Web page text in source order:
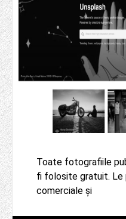
Toate fotografiile
fi folosite gratuit.
comerciale și